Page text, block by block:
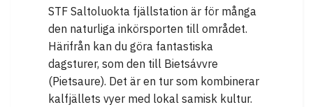
STF Saltoluokta fjällstation är för många
den naturliga inkörsporten till området.
Härifrån kan du göra fantastiska
dagsturer, som den till Bietsávvre
(Pietsaure). Det är en tur som kombinerar
kalfjällets vyer med lokal samisk kultur.